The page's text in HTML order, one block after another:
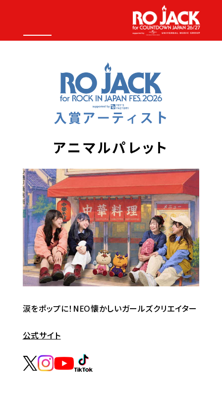
アニマルパレット
涙をポップに！NEO懐かしいガールズクリエイター
公式サイト